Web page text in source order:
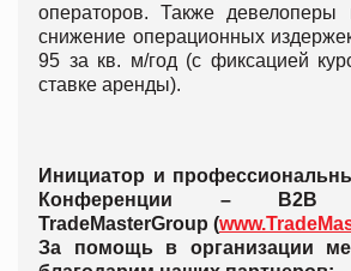
операторов. Также девелоперы
снижение операционных
95 за кв. м/год (с фиксацией
ставке аренды).
Инициатор и
Конференции – B2B
TradeMasterGroup (
За помощь в организации